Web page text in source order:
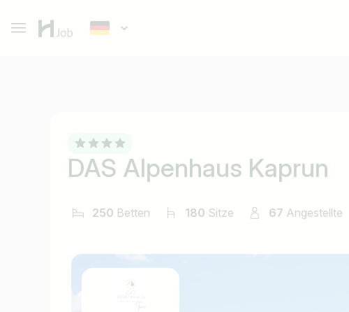
DAS Alpenhaus Kaprun
250 Betten 180 Sitze 67 Angestellte